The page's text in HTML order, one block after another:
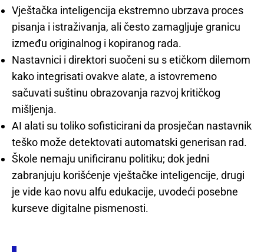
Vještačka inteligencija ekstremno ubrzava proces
pisanja i istraživanja, ali često zamagljuje granicu
između originalnog i kopiranog rada.
Nastavnici i direktori suočeni su s etičkom dilemom
kako integrisati ovakve alate, a istovremeno
sačuvati suštinu obrazovanja razvoj kritičkog
mišljenja.
AI alati su toliko sofisticirani da prosječan nastavnik
teško može detektovati automatski generisan rad.
Škole nemaju unificiranu politiku; dok jedni
zabranjuju korišćenje vještačke inteligencije, drugi
je vide kao novu alfu edukacije, uvodeći posebne
kurseve digitalne pismenosti.